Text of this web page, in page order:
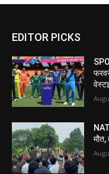
EDITOR PICKS
मौत,